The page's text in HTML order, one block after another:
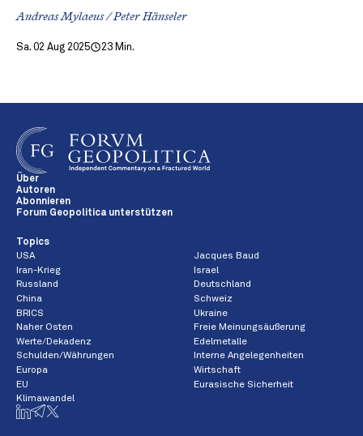
Andreas Mylaeus / Peter Hänseler
Sa. 02 Aug 2025 23 Min.
Über
Autoren
Abonnieren
Forum Geopolitica unterstützen
Topics
USA
Jacques Baud
Iran-Krieg
Israel
Russland
Deutschland
China
Schweiz
BRICS
Ukraine
Naher Osten
Freie Meinungsäußerung
Werte/Dekadenz
Edelmetalle
Schulden/Währungen
Interne Angelegenheiten
Europa
Wirtschaft
EU
Eurasische Sicherheit
Klimawandel